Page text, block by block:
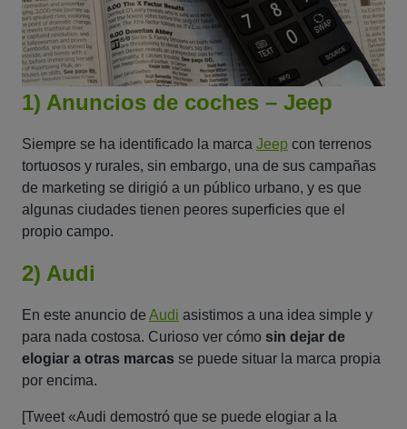
1) Anuncios de coches – Jeep
Siempre se ha identificado la marca Jeep con terrenos
tortuosos y rurales, sin embargo, una de sus campañas
de marketing se dirigió a un público urbano, y es que
algunas ciudades tienen peores superficies que el
propio campo.
2) Audi
En este anuncio de Audi asistimos a una idea simple y
para nada costosa. Curioso ver cómo sin dejar de
elogiar a otras marcas se puede situar la marca propia
por encima.
[Tweet «Audi demostró que se puede elogiar a la